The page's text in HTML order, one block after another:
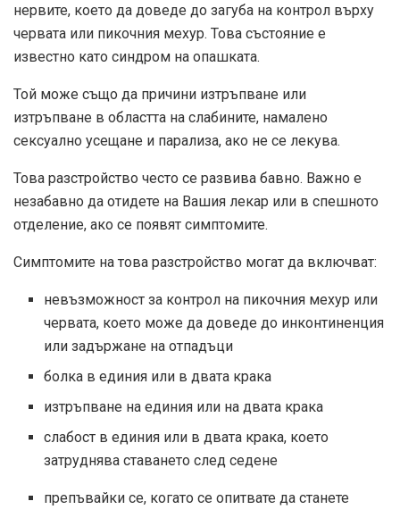
нервите, което да доведе до загуба на контрол върху
червата или пикочния мехур. Това състояние е
известно като синдром на опашката.
Той може също да причини изтръпване или
изтръпване в областта на слабините, намалено
сексуално усещане и парализа, ако не се лекува.
Това разстройство често се развива бавно. Важно е
незабавно да отидете на Вашия лекар или в спешното
отделение, ако се появят симптомите.
Симптомите на това разстройство могат да включват:
невъзможност за контрол на пикочния мехур или
червата, което може да доведе до инконтиненция
или задържане на отпадъци
болка в единия или в двата крака
изтръпване на единия или на двата крака
слабост в единия или в двата крака, което
затруднява ставането след седене
препъвайки се, когато се опитвате да станете